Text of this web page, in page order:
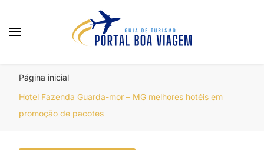
Página inicial
Hotel Fazenda Guarda-mor – MG melhores hotéis em
promoção de pacotes